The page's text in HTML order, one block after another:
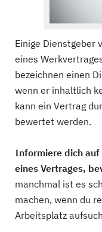
Einige Dienstgeber
eines
bezeichnen einen
wenn er inhaltlich
kann ein Vertrag
bewertet werden.
Informiere dich
eines Vertrages,
manchmal ist es
machen, wenn du
Arbeitsplatz